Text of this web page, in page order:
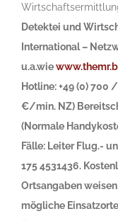
Detektei und
International –
u.a.wie
Hotline: +49 (0) 700
€/min. NZ)
(Normale
Fälle: Leiter Flug.-
175 4531436.
Ortsangaben
mögliche